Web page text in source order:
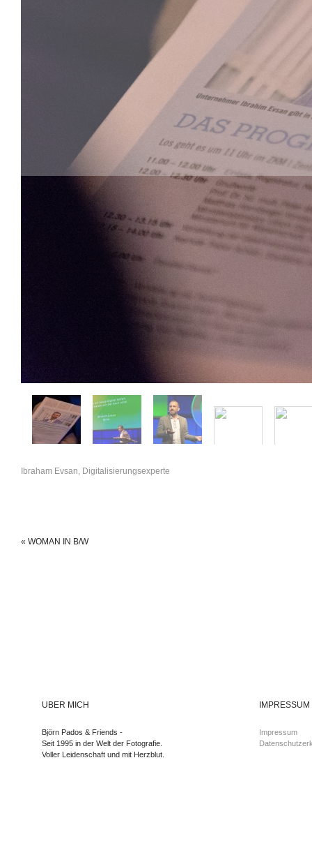
Ibraham Evsan, Digitalisierungsexperte
« WOMAN IN B/W
ÜBER MICH
Björn Pados & Friends -
Seit 1995 in der Welt der Fotografie.
Voller Leidenschaft und mit Herzblut.
Impressum